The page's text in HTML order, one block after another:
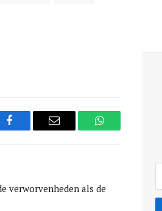
Facebook Email WhatsApp
verworvenheden als de